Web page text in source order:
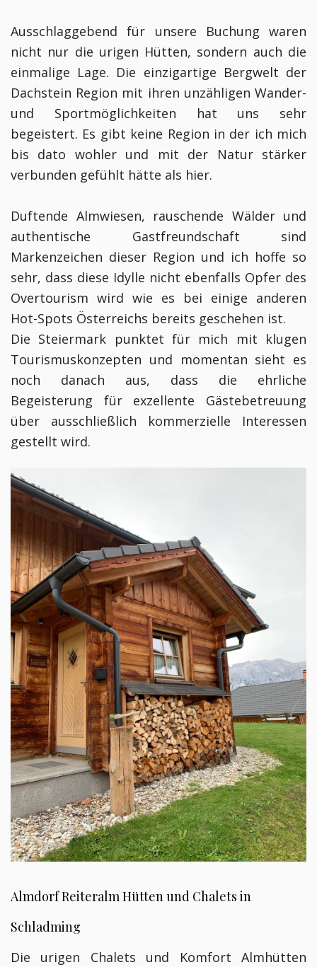
Ausschlaggebend für unsere Buchung waren
nicht nur die urigen Hütten, sondern auch die
einmalige Lage. Die einzigartige Bergwelt der
Dachstein Region mit ihren unzähligen Wander-
und Sportmöglichkeiten hat uns sehr
begeistert. Es gibt keine Region in der ich mich
bis dato wohler und mit der Natur stärker
verbunden gefühlt hätte als hier.
Duftende Almwiesen, rauschende Wälder und
authentische Gastfreundschaft sind
Markenzeichen dieser Region und ich hoffe so
sehr, dass diese Idylle nicht ebenfalls Opfer des
Overtourism wird wie es bei einige anderen
Hot-Spots Österreichs bereits geschehen ist.
Die Steiermark punktet für mich mit klugen
Tourismuskonzepten und momentan sieht es
noch danach aus, dass die ehrliche
Begeisterung für exzellente Gästebetreuung
über ausschließlich kommerzielle Interessen
gestellt wird.
Almdorf Reiteralm Hütten und Chalets in
Schladming
Die urigen Chalets und Komfort Almhütten